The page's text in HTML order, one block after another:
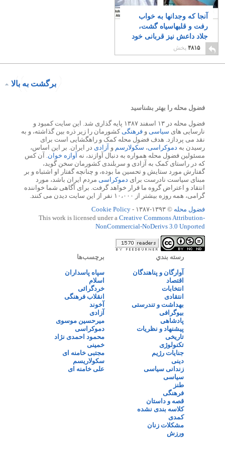
آنجا که وجدانها به خواب
رفت و قلبهاسیاه گشت،
جلاد داعش نیز قربانی خود
را زنده زنده در آتش
بسوزاند
۲۱
۴۸۱۵ پخش
برگشت به بالا
فضول محله را بهتر بشناسید
فضول محله در ۱۳ اسفند ۱۳۸۷ پایه گذاری شد. این سایت کمبود و
نارسایی های سیاسی و فرهنگیکشورمان را زیر ذره بین گذاشته، و به
نقد می پردازد. هدف فضول محله کمک و راهگشایی است برای
رسیدن به دموکراسی، سکولارسم و آزادی در ایران. بر این اساس،
مسئولین فضول محله همواره به دنبال آوازند، نه آوازه خوان. آن کس
که در راستای کمک به آزادی و سربلندی کشورمان سخن گوید،
گفتارش مورد ستایش و تحسین ما بوده، و چنانچه گفتار او اشتباه و بر
مبنای سیاست نادرست برای دموکراسی مردم ایران باشد، مورد
انتقاد و اعتراض گروه ما قرار خواهد گرفت. برای آگاهی شما خواننده
گرامی، همه روزه بیشتر از ۱۰،۰۰۰ نفر از این سایت دیدن می کنند.
فضول محله © ۱۳۹۳-۱۳۸۷ -
Cookie Policy
This work is licensed under a Creative Commons Attribution-
NonCommercial-NoDerivs 3.0 Unported
رسته بندي
آوارگان و پناهندگان
اقتصاد
انتخابات
انتقادی
بهداشت و تندرستی
بیوگرافی
پادشاهی
پیشنهاد و نظریات
تاریخی
تکنولوژی
جنایات رژیم
دینی
زندانی سیاسی
سیاسی
طنز
فرهنگی
قصه و داستان
کلاسه بندی نشده
کمدی
مشکلات زنان
ورزش
برچسب‌ها
سپاه پاسداران
اسلام
خردگرائی
انقلاب فرهنگی
آخوند
آزادی
میرحسین موسوی
دموکراسی
محمود احمدی نژاد
خمینی
مجتبی خامنه ای
سکولاریسم
علی خامنه ای